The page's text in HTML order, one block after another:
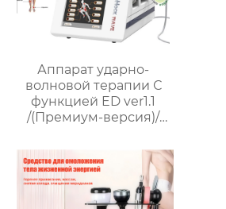
Аппарат ударно-
волновой терапии С
функцией ED ver1.1
/(Премиум-версия)/
дисфункция